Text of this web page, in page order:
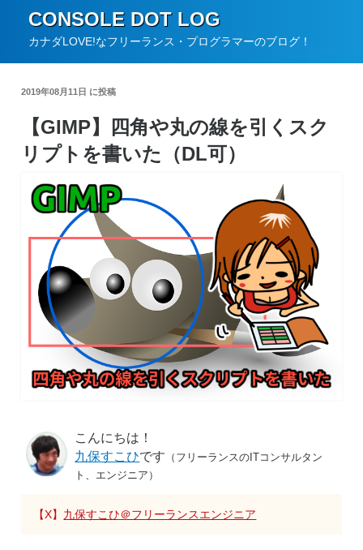
CONSOLE DOT LOG
カナダLOVE!なフリーランス・プログラマーのブログ！
2019年08月11日 に投稿
【GIMP】四角や丸の線を引くスク
リプトを書いた（DL可）
こんにちは！
九保すこひです （フリーランスのITコンサルタン
ト、エンジニア）
【X】 九保すこひ＠フリーランスエンジニア